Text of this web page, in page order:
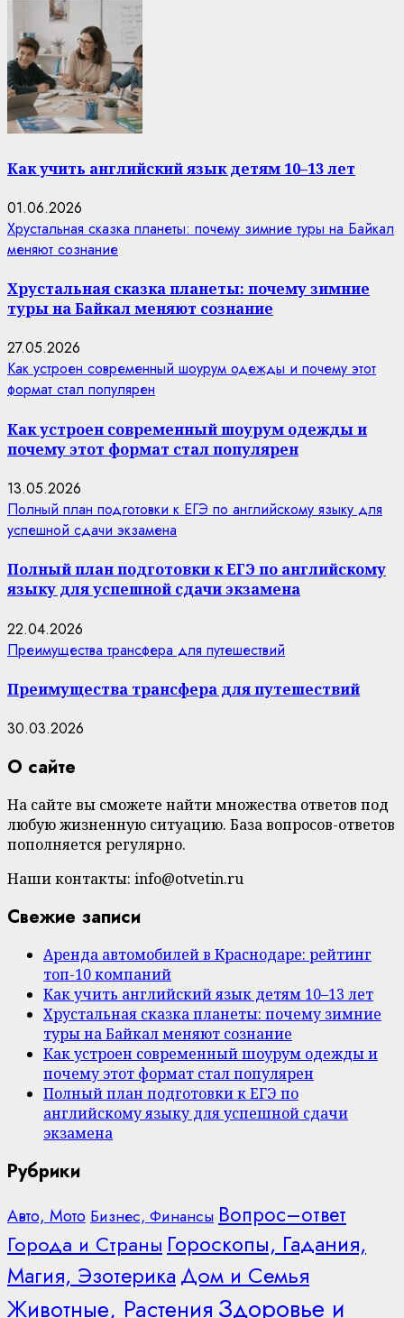
Как учить английский язык детям 10–13 лет
01.06.2026
Хрустальная сказка планеты: почему зимние туры на Байкал
меняют сознание
Хрустальная сказка планеты: почему зимние
туры на Байкал меняют сознание
27.05.2026
Как устроен современный шоурум одежды и почему этот
формат стал популярен
Как устроен современный шоурум одежды и
почему этот формат стал популярен
13.05.2026
Полный план подготовки к ЕГЭ по английскому языку для
успешной сдачи экзамена
Полный план подготовки к ЕГЭ по английскому
языку для успешной сдачи экзамена
22.04.2026
Преимущества трансфера для путешествий
Преимущества трансфера для путешествий
30.03.2026
О сайте
На сайте вы сможете найти множества ответов под
любую жизненную ситуацию. База вопросов-ответов
пополняется регулярно.
Наши контакты: info@otvetin.ru
Свежие записи
Аренда автомобилей в Краснодаре: рейтинг
топ-10 компаний
Как учить английский язык детям 10–13 лет
Хрустальная сказка планеты: почему зимние
туры на Байкал меняют сознание
Как устроен современный шоурум одежды и
почему этот формат стал популярен
Полный план подготовки к ЕГЭ по
английскому языку для успешной сдачи
экзамена
Рубрики
Авто, Мото Бизнес, Финансы Вопрос–ответ
Города и Страны Гороскопы, Гадания,
Магия, Эзотерика Дом и Семья
Животные, Растения Здоровье и